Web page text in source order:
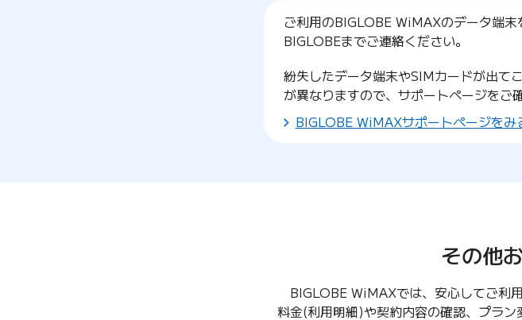
ご利用のBIGLOBE WiMAXのデータ端
BIGLOBEまでご連絡ください。
紛失したデータ端末やSIMカードが出て
が異なりますので、サポートページをご
BIGLOBE WiMAXサポートページをみ
その他
BIGLOBE WiMAXでは、安心してご利
料金(利用明細)や契約内容の確認、プラ